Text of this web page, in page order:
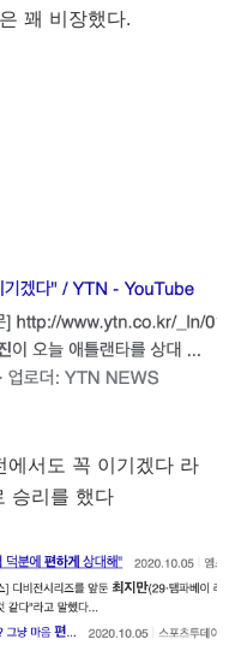
꽤 비장했다.
에서도 꼭 이기겠다 라
승리를 했다